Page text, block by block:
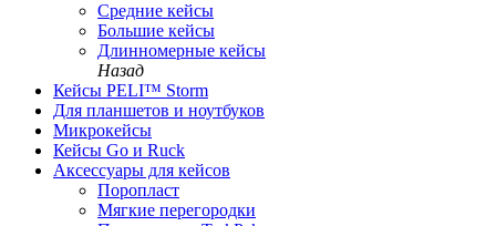
Средние кейсы
Большие кейсы
Длинномерные кейсы
Назад
Кейсы PELI™ Storm
Для планшетов и ноутбуков
Микрокейсы
Кейсы Go и Ruck
Аксессуары для кейсов
Поропласт
Мягкие перегородки